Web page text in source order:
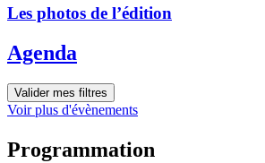
Les photos de l’édition
Agenda
Valider mes filtres
Voir plus d'évènements
Programmation